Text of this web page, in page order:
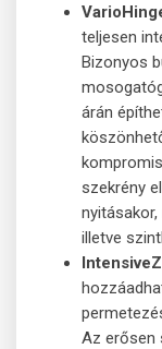
teljesen
Bizonyos
árán
szekrény
illetve
Az erősen